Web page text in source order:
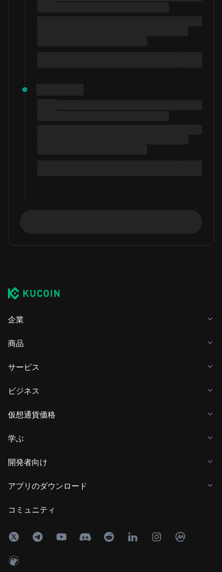
企業
商品
サービス
ビジネス
仮想通貨価格
学ぶ
開発者向け
アプリのダウンロード
コミュニティ